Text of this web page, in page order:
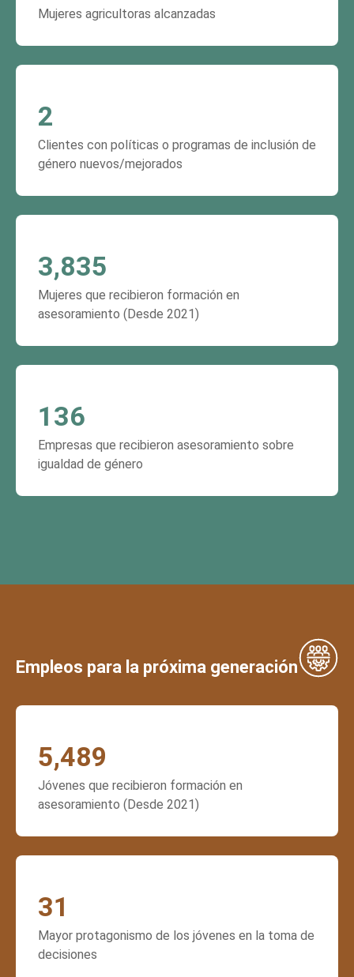
Mujeres agricultoras alcanzadas
2
Clientes con políticas o programas de inclusión de
género nuevos/mejorados
3,835
Mujeres que recibieron formación en
asesoramiento (Desde 2021)
136
Empresas que recibieron asesoramiento sobre
igualdad de género
Empleos para la próxima generación
5,489
Jóvenes que recibieron formación en
asesoramiento (Desde 2021)
31
Mayor protagonismo de los jóvenes en la toma de
decisiones